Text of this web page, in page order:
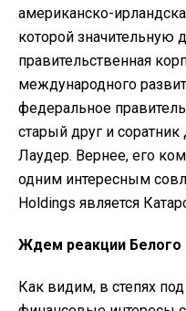
американско-
которой значительную
правительственная
международного
федеральное
старый друг и
Лаудер. Вернее, его
одним интересным
Holdings является
Ждем реакции Белого
Как видим, в степях